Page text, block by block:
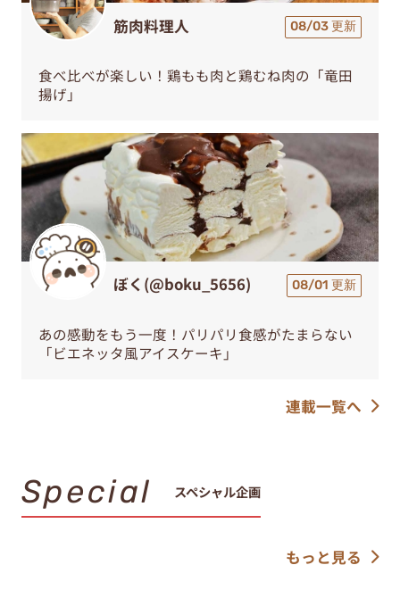
筋肉料理人 08/03 更新
食べ比べが楽しい！鶏もも肉と鶏むね肉の「竜田
揚げ」
ぼく(@boku_5656) 08/01 更新
あの感動をもう一度！パリパリ食感がたまらない
「ビエネッタ風アイスケーキ」
連載一覧へ
Special スペシャル企画
もっと見る